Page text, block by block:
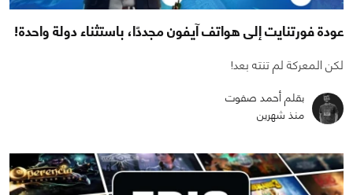
عودة فورتنايت إلى هواتف آيفون مجددًا، باستثناء دولة واحدة!
لكن المعركة لم تنته بعد!
بقلم أحمد صفوت
منذ شهرين